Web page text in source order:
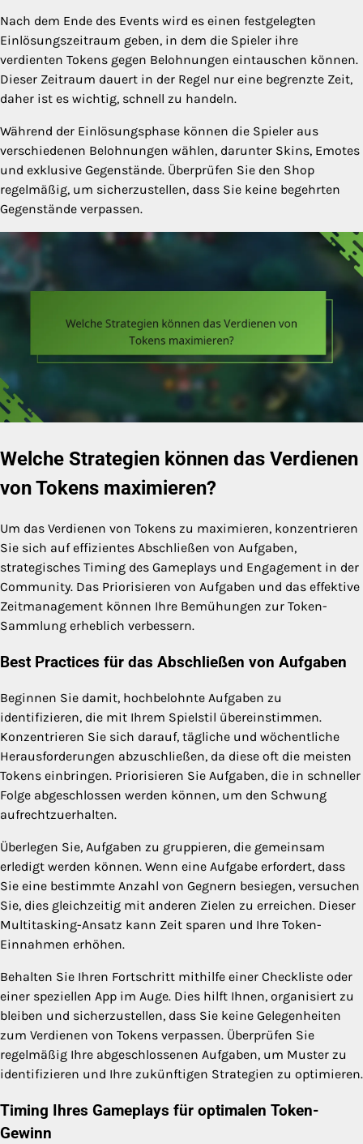
Nach dem Ende des Events wird es einen festgelegten
Einlösungszeitraum geben, in dem die Spieler ihre
verdienten Tokens gegen Belohnungen eintauschen können.
Dieser Zeitraum dauert in der Regel nur eine begrenzte Zeit,
daher ist es wichtig, schnell zu handeln.
Während der Einlösungsphase können die Spieler aus
verschiedenen Belohnungen wählen, darunter Skins, Emotes
und exklusive Gegenstände. Überprüfen Sie den Shop
regelmäßig, um sicherzustellen, dass Sie keine begehrten
Gegenstände verpassen.
Welche Strategien können das Verdienen
von Tokens maximieren?
Um das Verdienen von Tokens zu maximieren, konzentrieren
Sie sich auf effizientes Abschließen von Aufgaben,
strategisches Timing des Gameplays und Engagement in der
Community. Das Priorisieren von Aufgaben und das effektive
Zeitmanagement können Ihre Bemühungen zur Token-
Sammlung erheblich verbessern.
Best Practices für das Abschließen von Aufgaben
Beginnen Sie damit, hochbelohnte Aufgaben zu
identifizieren, die mit Ihrem Spielstil übereinstimmen.
Konzentrieren Sie sich darauf, tägliche und wöchentliche
Herausforderungen abzuschließen, da diese oft die meisten
Tokens einbringen. Priorisieren Sie Aufgaben, die in schneller
Folge abgeschlossen werden können, um den Schwung
aufrechtzuerhalten.
Überlegen Sie, Aufgaben zu gruppieren, die gemeinsam
erledigt werden können. Wenn eine Aufgabe erfordert, dass
Sie eine bestimmte Anzahl von Gegnern besiegen, versuchen
Sie, dies gleichzeitig mit anderen Zielen zu erreichen. Dieser
Multitasking-Ansatz kann Zeit sparen und Ihre Token-
Einnahmen erhöhen.
Behalten Sie Ihren Fortschritt mithilfe einer Checkliste oder
einer speziellen App im Auge. Dies hilft Ihnen, organisiert zu
bleiben und sicherzustellen, dass Sie keine Gelegenheiten
zum Verdienen von Tokens verpassen. Überprüfen Sie
regelmäßig Ihre abgeschlossenen Aufgaben, um Muster zu
identifizieren und Ihre zukünftigen Strategien zu optimieren.
Timing Ihres Gameplays für optimalen Token-
Gewinn